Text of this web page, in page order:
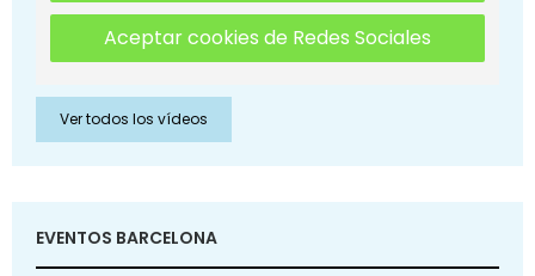
Aceptar cookies de Redes Sociales
Ver todos los vídeos
EVENTOS BARCELONA